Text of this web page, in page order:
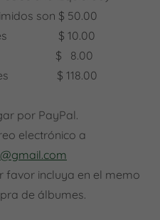
son $ 50.00
es $ 10.00
$ 8.00
es $ 118.00
por PayPal.
electrónico a
favor incluya en el memo
de álbumes.